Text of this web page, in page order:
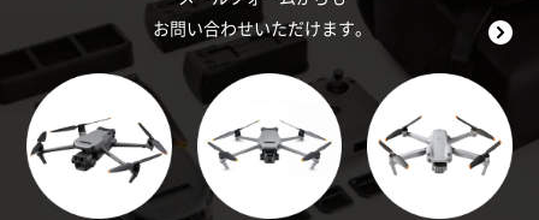
お問い合わせいただけます。